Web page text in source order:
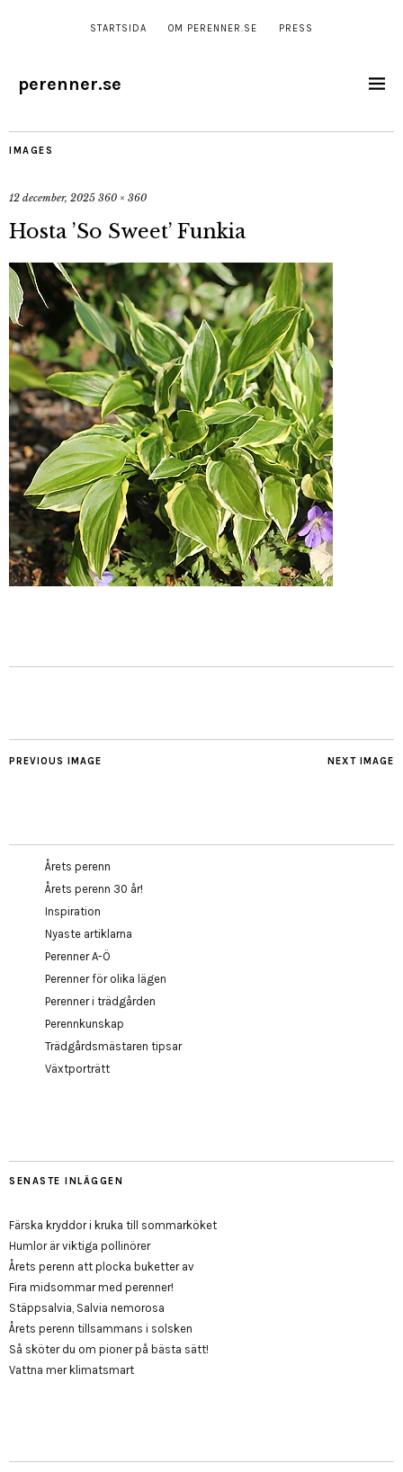
STARTSIDA OM PERENNER.SE PRESS
perenner.se
IMAGES
12 december, 2025 360 × 360
Hosta ’So Sweet’ Funkia
NEXT IMAGE
PREVIOUS IMAGE
Årets perenn
Årets perenn 30 år!
Inspiration
Nyaste artiklarna
Perenner A-Ö
Perenner för olika lägen
Perenner i trädgården
Perennkunskap
Trädgårdsmästaren tipsar
Växtporträtt
SENASTE INLÄGGEN
Färska kryddor i kruka till sommarköket
Humlor är viktiga pollinörer
Årets perenn att plocka buketter av
Fira midsommar med perenner!
Stäppsalvia, Salvia nemorosa
Årets perenn tillsammans i solsken
Så sköter du om pioner på bästa sätt!
Vattna mer klimatsmart